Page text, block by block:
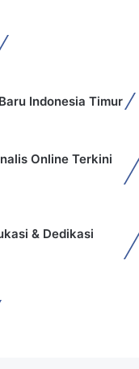
Indonesia Timur
Online Terkini
& Dedikasi